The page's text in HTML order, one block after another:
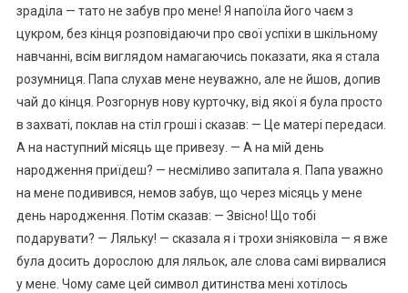
зраділа — тато не забув про мене! Я напоїла його чаєм з
цукром, без кінця розповідаючи про свої успіхи в шкільному
навчанні, всім виглядом намагаючись показати, яка я стала
розумниця. Папа слухав мене неуважно, але не йшов, допив
чай до кінця. Розгорнув нову курточку, від якої я була просто
в захваті, поклав на стіл гроші і сказав: — Це матері передаси.
А на наступний місяць ще привезу. — А на мій день
народження приїдеш? — несміливо запитала я. Папа уважно
на мене подивився, немов забув, що через місяць у мене
день народження. Потім сказав: — Звісно! Що тобі
подарувати? — Ляльку! — сказала я і трохи зніяковіла — я вже
була досить дорослою для ляльок, але слова самі вирвалися
у мене. Чому саме цей символ дитинства мені хотілось